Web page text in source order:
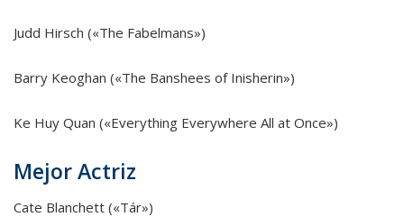
Judd Hirsch («The Fabelmans»)
Barry Keoghan («The Banshees of Inisherin»)
Ke Huy Quan («Everything Everywhere All at Once»)
Mejor Actriz
Cate Blanchett («Tár»)